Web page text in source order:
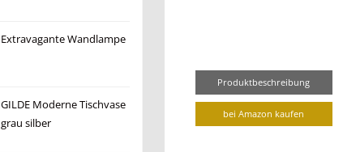
Extravagante Wandlampe
GILDE Moderne Tischvase
grau silber
Produktbeschreibung
bei Amazon kaufen